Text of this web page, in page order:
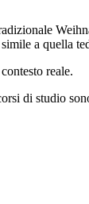
a quella
reale.
di studio